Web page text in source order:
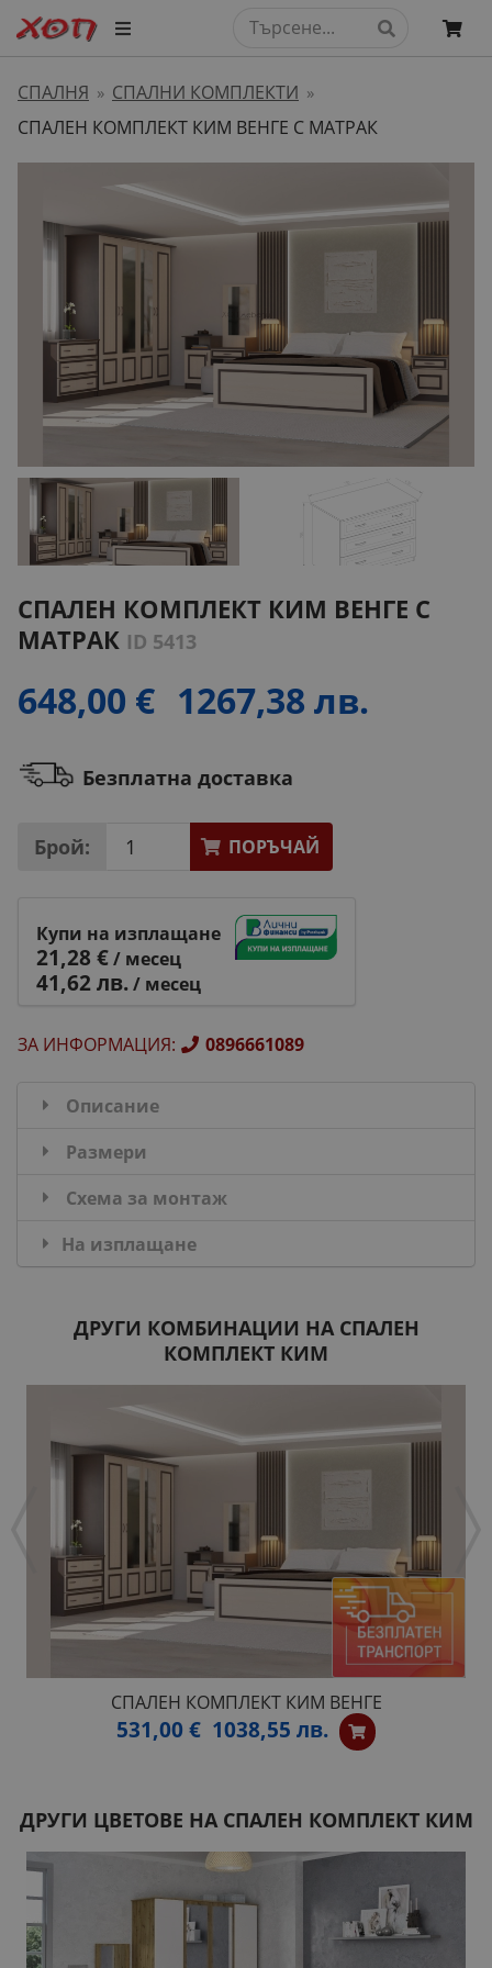
СПАЛНЯ » СПАЛНИ КОМПЛЕКТИ »
СПАЛЕН КОМПЛЕКТ КИМ ВЕНГЕ С МАТРАК
СПАЛЕН КОМПЛЕКТ КИМ ВЕНГЕ С
МАТРАК ID 5413
648,00 € 1267,38 лв.
Безплатна доставка
Брой: ПОРЪЧАЙ
Купи на изплащане
21,28 €/ месец
41,62 лв./ месец
ЗА ИНФОРМАЦИЯ: 0896661089
Описание
Размери
Схема за монтаж
На изплащане
ДРУГИ КОМБИНАЦИИ НА СПАЛЕН
КОМПЛЕКТ КИМ
СПАЛЕН КОМПЛЕКТ КИМ ВЕНГЕ
531,00 € 1038,55 лв.
ДРУГИ ЦВЕТОВЕ НА СПАЛЕН КОМПЛЕКТ КИМ